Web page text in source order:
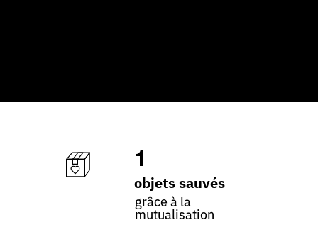
1
objets sauvés
grâce à la
mutualisation